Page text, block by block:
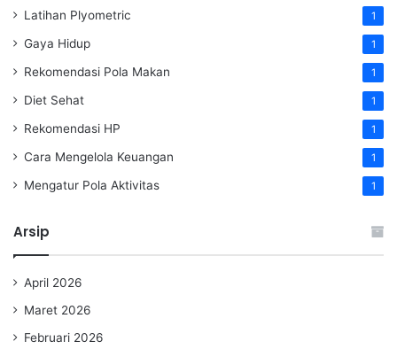
Latihan Plyometric 1
Gaya Hidup 1
Rekomendasi Pola Makan 1
Diet Sehat 1
Rekomendasi HP 1
Cara Mengelola Keuangan 1
Mengatur Pola Aktivitas 1
Arsip
April 2026
Maret 2026
Februari 2026